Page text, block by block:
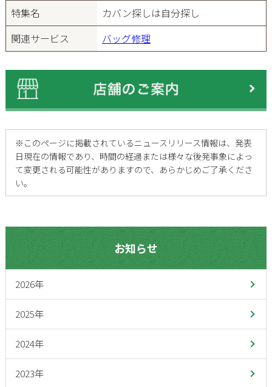
特集名
カバン探しは自分探し
関連サービス
バッグ修理
※ このページに掲載されているニュースリリース情報は、発表
日現在の情報であり、時間の経過または様々な後発事象によっ
て変更される可能性がありますので、あらかじめご了承くださ
い。
お知らせ
2026年
2025年
2024年
2023年